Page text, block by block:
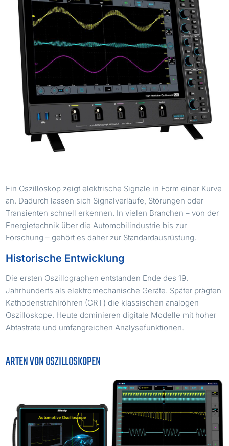
Ein Oszilloskop zeigt elektrische Signale in Form einer Kurve
an. Dadurch lassen sich Signalverläufe, Störungen oder
Transienten schnell erkennen. In vielen Branchen – von der
Energietechnik über die Automobilindustrie bis zur
Forschung – gehört es daher zur Standardausrüstung.
Historische Entwicklung
Die ersten Oszillographen entstanden Ende des 19.
Jahrhunderts als elektromechanische Geräte. Später prägten
Kathodenstrahlröhren (CRT) die klassischen analogen
Oszilloskope. Heute dominieren digitale Modelle mit hoher
Abtastrate und umfangreichen Analysefunktionen.
ARTEN VON OSZILLOSKOPEN